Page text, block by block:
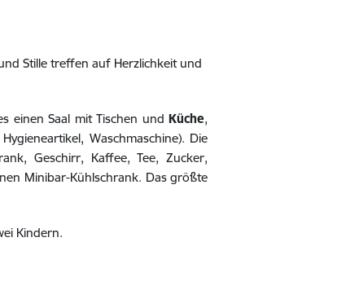
Stille treffen auf Herzlichkeit und
einen Saal mit Tischen undKüche,
Waschmaschine). Die
Geschirr, Kaffee, Tee, Zucker,
Minibar-Kühlschrank. Das größte
Kindern.